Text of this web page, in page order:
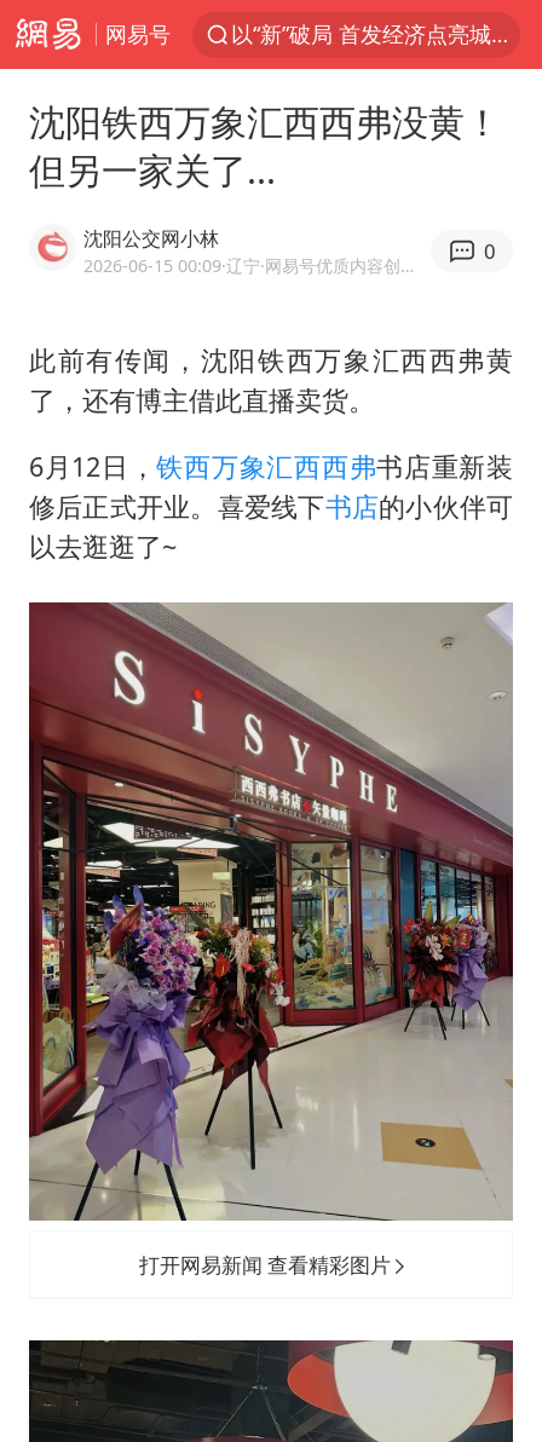
网易号
以“新”破局 首发经济点亮城市消费活力
台风白海豚逼近 暴雨大暴雨来袭
中国稀土盘中涨停
日本广岛民众举行游行反对政府行径
21楼高空抛物嫌疑人被拘留
男子杀人后逃进深山21年活得像野人
日韩股市高开跳水 SK海力士下挫转跌
船舶避风项目停工 多地全力防台风
奋进开新局 实干挑大梁
沈阳铁西万象汇西西弗没黄！
但另一家关了...
沈阳公交网小林
2026-06-15 00:09·辽宁 ·网易号优质内容创作者
0
此前有传闻，沈阳铁西万象汇西西弗黄
了，还有博主借此直播卖货。
6月12日，铁西万象汇西西弗书店重新装
修后正式开业。喜爱线下书店的小伙伴可
以去逛逛了~
打开网易新闻 查看精彩图片